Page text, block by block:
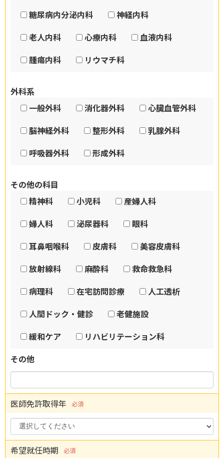
糖尿病内分泌内科
神経内科
老人内科
心療内科
血液内科
腫瘍内科
リウマチ科
外科系
一般外科
消化器外科
心臓血管外科
脳神経外科
整形外科
乳腺外科
呼吸器外科
形成外科
その他の科目
精神科
小児科
産婦人科
婦人科
泌尿器科
眼科
耳鼻咽喉科
皮膚科
美容皮膚科
放射線科
麻酔科
救命救急科
病理科
在宅訪問診療
人工透析
人間ドック・健診
老健施設
緩和ケア
リハビリテーション科
その他
医師免許取得年 必須
希望就任時期 必須